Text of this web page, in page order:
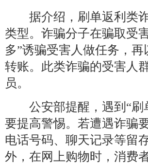
据介绍，刷单返利类诈
类型。诈骗分子在骗取受
多”诱骗受害人做任务，
转账。此类诈骗的受害人
员。
公安部提醒，遇到“刷
要提高警惕。若遭遇诈骗
电话号码、聊天记录等留
外，在网上购物时，消费